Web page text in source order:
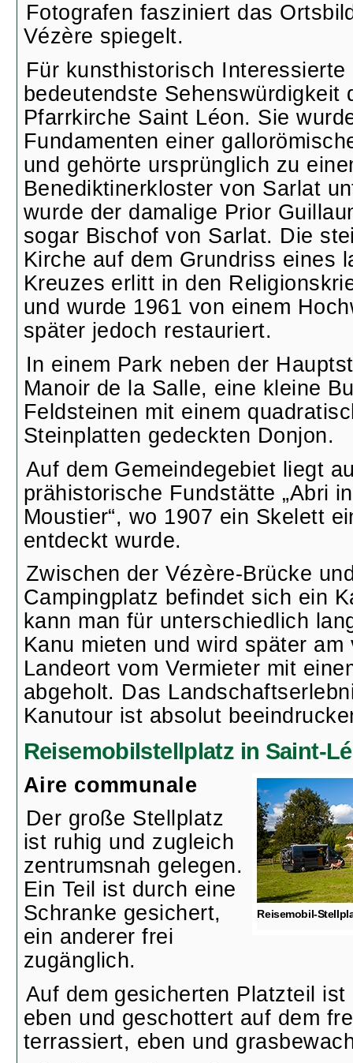
Fotografen fasziniert das
Vézère spiegelt.
Für kunsthistorisch Interessierte
bedeutendste Sehenswürdigkeit
Pfarrkirche Saint Léon. Sie
Fundamenten einer
und gehörte ursprünglich zu
Benediktinerkloster von Sarlat
wurde der damalige Prior
sogar Bischof von Sarlat. Die
Kirche auf dem Grundriss eines
Kreuzes erlitt in den
und wurde 1961 von einem
später jedoch restauriert.
In einem Park neben der
Manoir de la Salle, eine kleine
Feldsteinen mit einem
Steinplatten gedeckten Donjon.
Auf dem Gemeindegebiet liegt
prähistorische Fundstätte „Abri
Moustier“, wo 1907 ein Skelett
entdeckt wurde.
Zwischen der Vézère-Brücke
Campingplatz befindet sich ein
kann man für unterschiedlich
Kanu mieten und wird später am
Landeort vom Vermieter mit
abgeholt. Das
Kanutour ist absolut
Reisemobilstellplatz in Saint-
Reisemobil-
Aire communale
Der große Stellplatz
ist ruhig und zugleich
zentrumsnah gelegen.
Ein Teil ist durch eine
Schranke gesichert,
ein anderer frei
zugänglich.
Auf dem gesicherten Platzteil ist
eben und geschottert auf dem
terrassiert, eben und